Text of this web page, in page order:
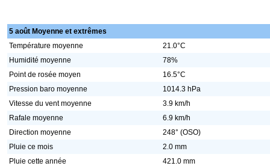
5 août Moyenne et extrêmes
Température moyenne
21.0°C
Humidité moyenne
78%
Point de rosée moyen
16.5°C
Pression baro moyenne
1014.3 hPa
Vitesse du vent moyenne
3.9 km/h
Rafale moyenne
6.9 km/h
Direction moyenne
248° (OSO)
Pluie ce mois
2.0 mm
Pluie cette année
421.0 mm